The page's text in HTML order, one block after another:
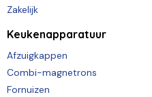
Zakelijk
Keukenapparatuur
Afzuigkappen
Combi-magnetrons
Fornuizen